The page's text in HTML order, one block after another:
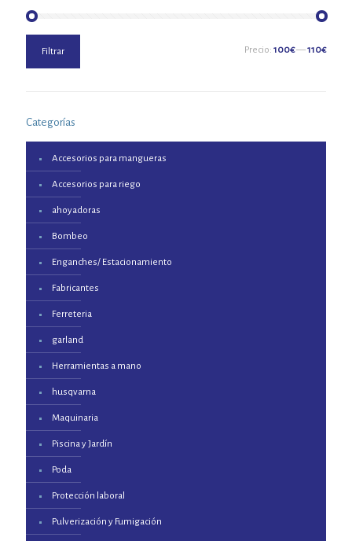
mínimo
máximo
Filtrar Precio: 100€—110€
Categorías
Accesorios para mangueras
Accesorios para riego
ahoyadoras
Bombeo
Enganches/ Estacionamiento
Fabricantes
Ferreteria
garland
Herramientas a mano
husqvarna
Maquinaria
Piscina y Jardín
Poda
Protección laboral
Pulverización y Fumigación